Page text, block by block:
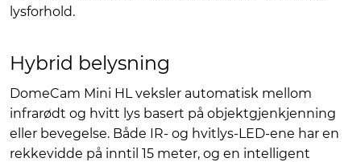
lysforhold.
Hybrid belysning
DomeCam Mini HL veksler automatisk mellom
infrarødt og hvitt lys basert på objektgjenkjenning
eller bevegelse. Både IR- og hvitlys-LED-ene har en
rekkevidde på inntil 15 meter, og en intelligent